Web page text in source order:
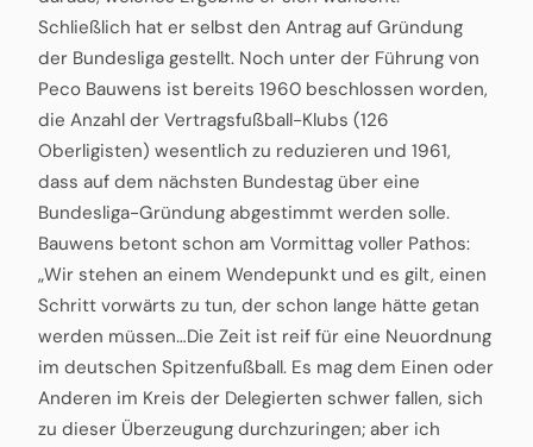
Schließlich hat er selbst den Antrag auf Gründung
der Bundesliga gestellt. Noch unter der Führung von
Peco Bauwens ist bereits 1960 beschlossen worden,
die Anzahl der Vertragsfußball-Klubs (126
Oberligisten) wesentlich zu reduzieren und 1961,
dass auf dem nächsten Bundestag über eine
Bundesliga-Gründung abgestimmt werden solle.
Bauwens betont schon am Vormittag voller Pathos:
„Wir stehen an einem Wendepunkt und es gilt, einen
Schritt vorwärts zu tun, der schon lange hätte getan
werden müssen…Die Zeit ist reif für eine Neuordnung
im deutschen Spitzenfußball. Es mag dem Einen oder
Anderen im Kreis der Delegierten schwer fallen, sich
zu dieser Überzeugung durchzuringen; aber ich